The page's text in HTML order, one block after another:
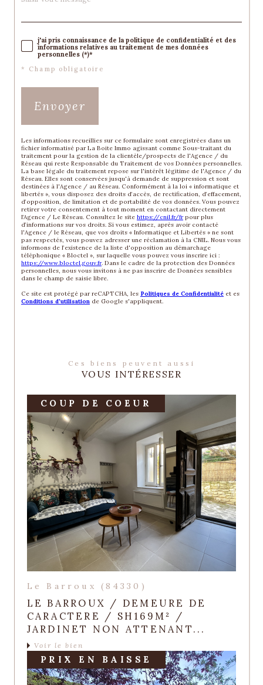
j'ai pris connaissance de la politique de confidentialité et des
informations relatives au traitement de mes données
personnelles (*)*
* Champ obligatoire
Envoyer
Les informations recueillies sur ce formulaire sont enregistrées dans un
fichier informatisé par La Boite Immo agissant comme Sous-traitant du
traitement pour la gestion de la clientèle/prospects de l'Agence / du
Réseau qui reste Responsable du Traitement de vos Données personnelles.
La base légale du traitement repose sur l'intérêt légitime de l'Agence / du
Réseau. Elles sont conservées jusqu'à demande de suppression et sont
destinées à l'Agence / au Réseau. Conformément à la loi « informatique et
libertés », vous disposez des droits d’accès, de rectification, d’effacement,
d’opposition, de limitation et de portabilité de vos données. Vous pouvez
retirer votre consentement à tout moment en contactant directement
l’Agence / Le Réseau. Consultez le site https://cnil.fr/frpour plus
d’informations sur vos droits. Si vous estimez, après avoir contacté
l'Agence / le Réseau, que vos droits « Informatique et Libertés » ne sont
pas respectés, vous pouvez adresser une réclamation à la CNIL. Nous vous
informons de l’existence de la liste d'opposition au démarchage
téléphonique « Bloctel », sur laquelle vous pouvez vous inscrire ici :
https://www.bloctel.gouv.fr. Dans le cadre de la protection des Données
personnelles, nous vous invitons à ne pas inscrire de Données sensibles
dans le champ de saisie libre.
Ce site est protégé par reCAPTCHA, les Politiques de Confidentialité et es
Conditions d'utilisation de Google s'appliquent.
Ces biens peuvent aussi
VOUS INTÉRESSER
COUP DE COEUR
Le Barroux (84330)
LE BARROUX / DEMEURE DE
CARACTERE / SH169M² /
JARDINET NON ATTENANT...
Voir le bien
PRIX EN BAISSE